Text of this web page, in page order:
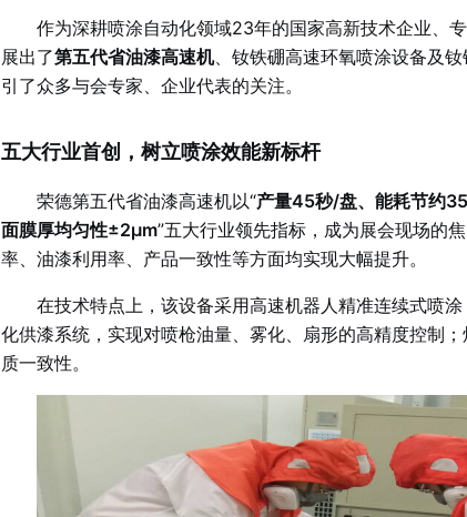
作为深耕喷涂自动化领域23年的国家高新技术企业、
展出了第五代省油漆高速机、钕铁硼高速环氧喷涂设备及
引了众多与会专家、企业代表的关注。
五大行业首创，树立喷涂效能新标杆
荣德第五代省油漆高速机以“产量45秒/盘、能耗节约
面膜厚均匀性±2μm”五大行业领先指标，成为展会现场的
率、油漆利用率、产品一致性等方面均实现大幅提升。
在技术特点上，该设备采用高速机器人精准连续式喷涂
化供漆系统，实现对喷枪油量、雾化、扇形的高精度控制
质一致性。